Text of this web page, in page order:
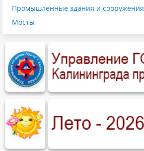
Промышленные здания и сооружения
Мосты